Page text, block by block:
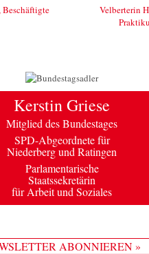
Beschäftigte
Velberterin
Kerstin Griese
Mitglied des Bundestages
SPD-Abgeordnete für
Niederberg und Ratingen
Parlamentarische
Staatssekretärin
für Arbeit und Soziales
ABONNIEREN »